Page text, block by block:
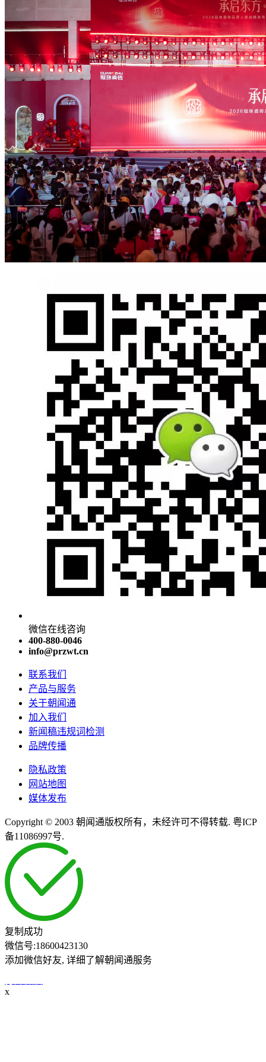
微信在线咨询
400-880-0046
info@przwt.cn
联系我们
产品与服务
关于朝闻通
加入我们
新闻稿违规词检测
品牌传播
隐私政策
网站地图
媒体发布
Copyright © 2003 朝闻通版权所有，未经许可不得转载. 粤ICP
备11086997号.
复制成功
微信号:18600423130
添加微信好友, 详细了解朝闻通服务
x